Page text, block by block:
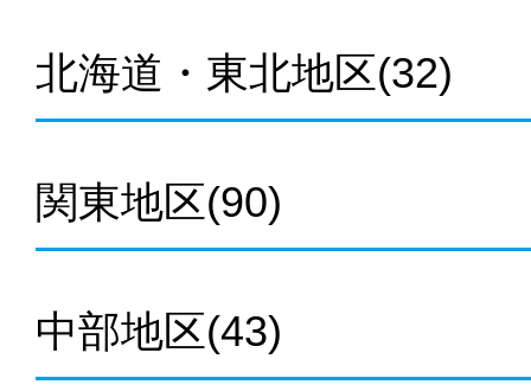
北海道・東北地区(32)
関東地区(90)
中部地区(43)